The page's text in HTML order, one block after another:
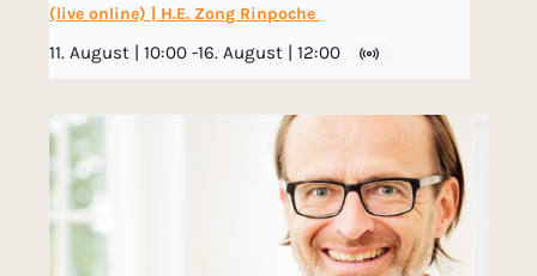
(live online) | H.E. Zong Rinpoche
11. August | 10:00 -16. August | 12:00